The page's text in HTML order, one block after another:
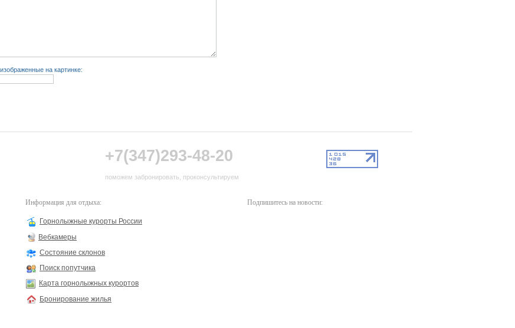
на картинке:
+7(347)293-48-20
поможем забронировать, проконсультируем
Информация для отдыха:
Горнолыжные курорты России
Вебкамеры
Состояние склонов
Поиск попутчика
Карта горнолыжных курортов
Бронирование жилья
Подпишитесь на новости: